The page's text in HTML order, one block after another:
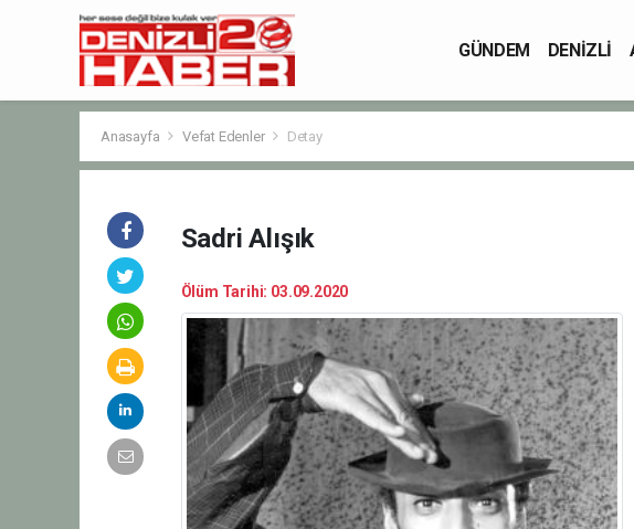
GÜNDEM DENİZLİ
Anasayfa Vefat Edenler Detay
Sadri Alışık
Ölüm Tarihi: 03.09.2020